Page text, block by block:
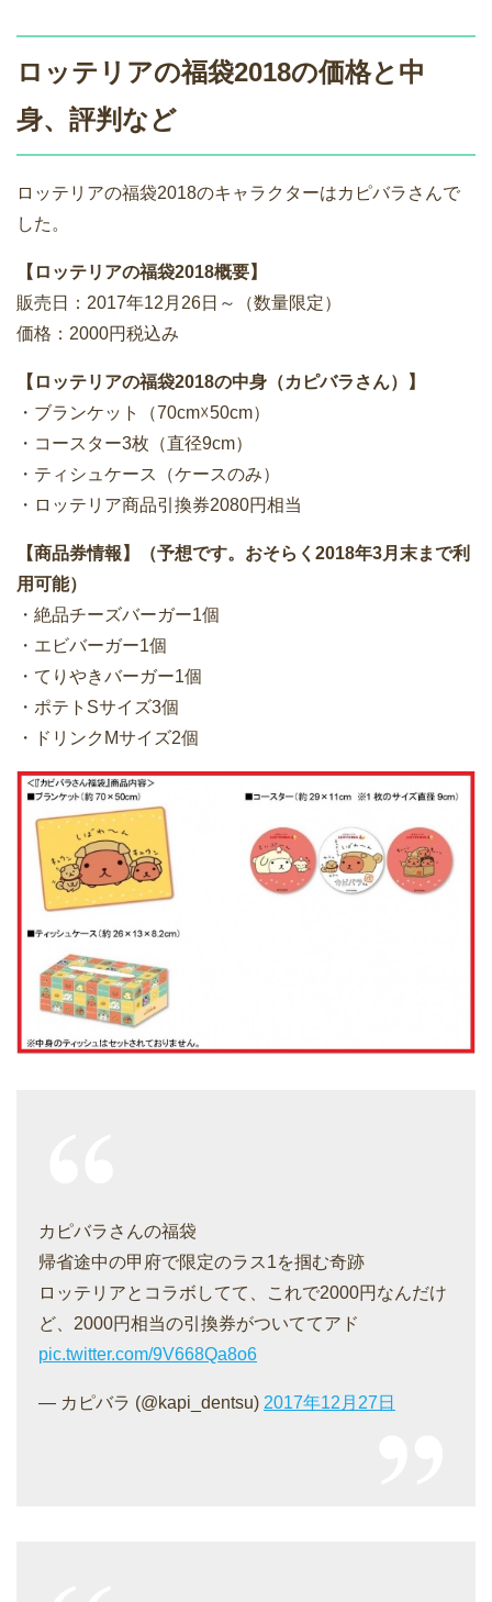
ロッテリアの福袋2018の価格と中
身、評判など
ロッテリアの福袋2018のキャラクターはカピバラさんで
した。
【ロッテリアの福袋2018概要】
販売日：2017年12月26日～（数量限定）
価格：2000円税込み
【ロッテリアの福袋2018の中身（カピバラさん）】
・ブランケット（70cm☓50cm）
・コースター3枚（直径9cm）
・ティシュケース（ケースのみ）
・ロッテリア商品引換券2080円相当
【商品券情報】（予想です。おそらく2018年3月末まで利
用可能）
・絶品チーズバーガー1個
・エビバーガー1個
・てりやきバーガー1個
・ポテトSサイズ3個
・ドリンクMサイズ2個
カピバラさんの福袋
帰省途中の甲府で限定のラス1を掴む奇跡
ロッテリアとコラボしてて、これで2000円なんだけ
ど、2000円相当の引換券がついててアド
pic.twitter.com/9V668Qa8o6
— カピバラ (@kapi_dentsu) 2017年12月27日